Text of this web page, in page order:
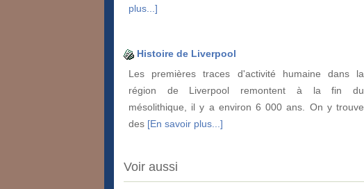
plus...]
Histoire de Liverpool
Les premières traces d'activité humaine dans la
région de Liverpool remontent à la fin du
mésolithique, il y a environ 6 000 ans. On y trouve
des [En savoir plus...]
Voir aussi